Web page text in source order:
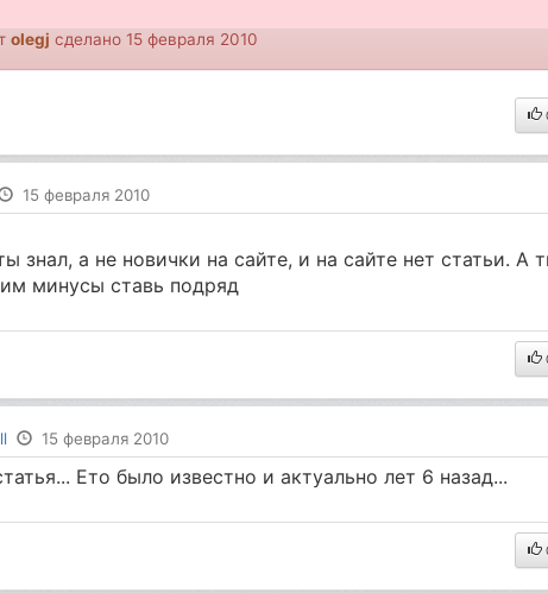
olegj сделано 15 февраля 2010
15 февраля 2010
знал, а не новички на сайте, и на сайте нет статьи. А
минусы ставь подряд
15 февраля 2010
Ето было известно и актуально лет 6 назад...